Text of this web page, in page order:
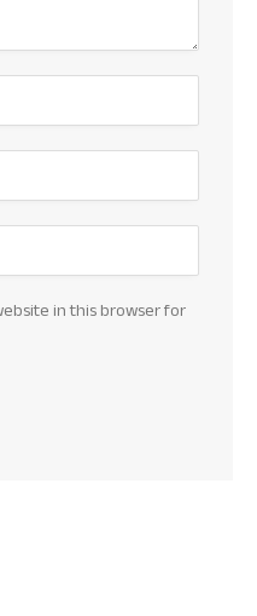
in this browser for